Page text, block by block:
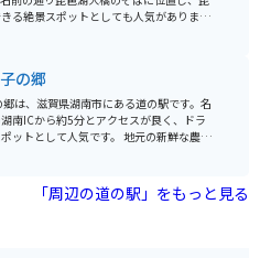
態系や歴史について学べる博物館として
る絶景スポットとしても人気がありま
料理などが人気です。 バイクで訪れ
には広い駐車場が完備されているので安
大橋を渡って、湖周道路をツーリングす
名勝に指定されて
の郷
は、滋賀県湖南市にある道の駅です。名
南ICから約5分とアクセスが良く、ドラ
して人気です。 地元の新鮮な農産
いる直売所や、近江牛や地元野菜を使っ
ブランド和牛なので、ぜひ味わってみてく
「周辺の道の駅」をもっと見る